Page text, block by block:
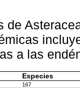
de
a las
Especies
167